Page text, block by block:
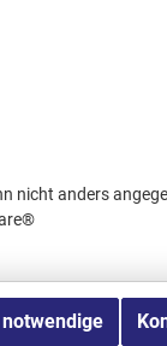
nicht anders